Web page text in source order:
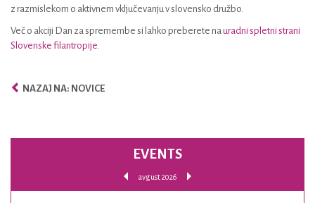
z razmislekom o aktivnem vključevanju v slovensko družbo.
Več o akciji Dan za spremembe si lahko preberete nauradni spletni strani
Slovenske filantropije.
NAZAJ NA: NOVICE
EVENTS
avgust 2026